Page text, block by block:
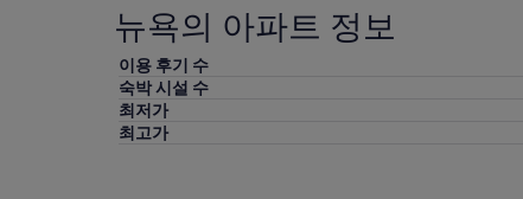
뉴욕의 아파트 정보
이용 후기 수
숙박 시설 수
최저가
최고가